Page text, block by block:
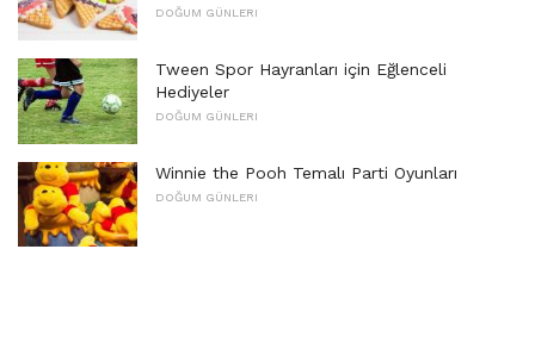
DOĞUM GÜNLERI
Tween Spor Hayranları için Eğlenceli
Hediyeler
DOĞUM GÜNLERI
Winnie the Pooh Temalı Parti Oyunları
DOĞUM GÜNLERI